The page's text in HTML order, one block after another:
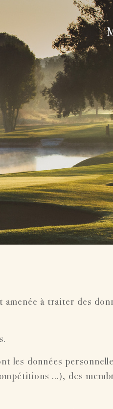
amenée à traiter des
les données
...), des